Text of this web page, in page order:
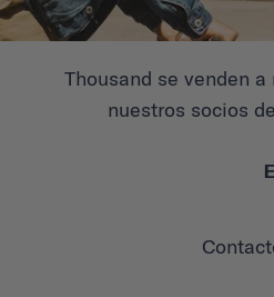
Thousand se venden
nuestros socios